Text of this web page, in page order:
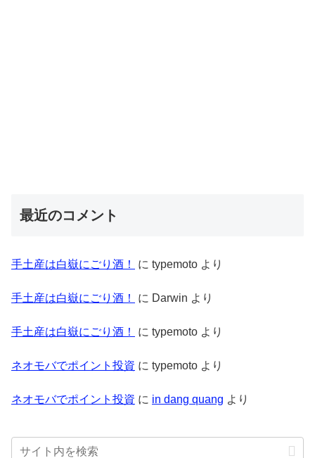
最近のコメント
手土産は白嶽にごり酒！ に typemoto より
手土産は白嶽にごり酒！ に Darwin より
手土産は白嶽にごり酒！ に typemoto より
ネオモバでポイント投資 に typemoto より
ネオモバでポイント投資 に in dang quang より